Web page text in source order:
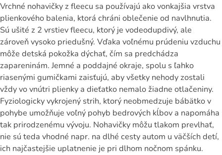
Vrchné nohavičky z fleecu sa používajú ako vonkajšia vrstva
plienkového balenia, ktorá chráni oblečenie od navlhnutia.
Sú ušité z 2 vrstiev fleecu, ktorý je vodeodupdivý, ale
zároveň vysoko priedušný. Vďaka voľnému prúdeniu vzduchu
môže detská pokožka dýchať, čím sa predchádza
zapareninám. Jemné a poddajné okraje, spolu s ľahko
riasenými gumičkami zaisťujú, aby všetky nehody zostali
vždy vo vnútri plienky a dieťatko nemalo žiadne otlačeniny.
Fyziologicky vykrojený strih, ktorý neobmedzuje bábätko v
pohybe umožňuje voľný pohyb bedrových kĺbov a napomáha
tak prirodzenému vývoju. Nohavičky môžu tlakom prevlhať,
nie sú teda vhodné napr. na dlhé cesty autom u väčších detí,
ich najčastejšie uplatnenie je pri dlhom nočnom spánku.